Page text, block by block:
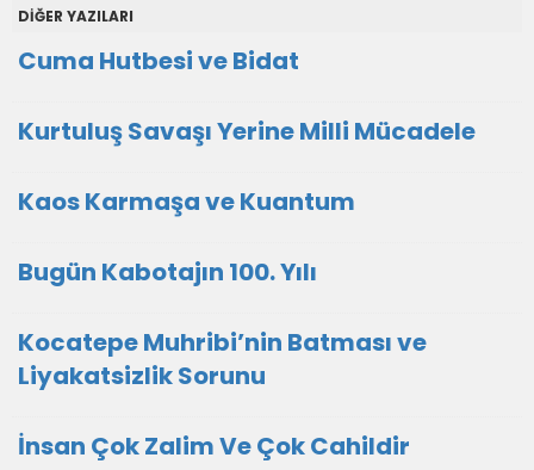
DİĞER YAZILARI
Cuma Hutbesi ve Bidat
Kurtuluş Savaşı Yerine Milli Mücadele
Kaos Karmaşa ve Kuantum
Bugün Kabotajın 100. Yılı
Kocatepe Muhribi’nin Batması ve
Liyakatsizlik Sorunu
İnsan Çok Zalim Ve Çok Cahildir